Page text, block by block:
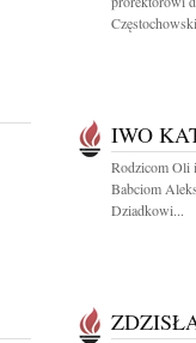
IWO
Rodzicom Oli
Babciom
Dziadkowi...